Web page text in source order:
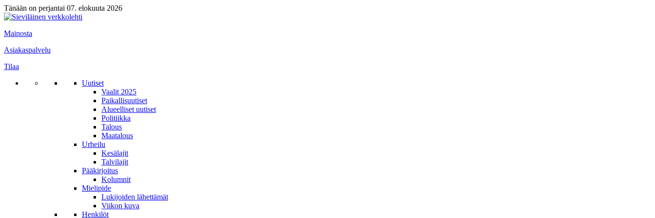
Tänään on perjantai 07. elokuuta 2026
Mainosta
Asiakaspalvelu
Tilaa
Uutiset
Vaalit 2025
Paikallisuutiset
Alueelliset uutiset
Politiikka
Talous
Maatalous
Urheilu
Kesälajit
Talvilajit
Pääkirjoitus
Kolumnit
Mielipide
Lukijoiden lähettämät
Viikon kuva
Henkilöt